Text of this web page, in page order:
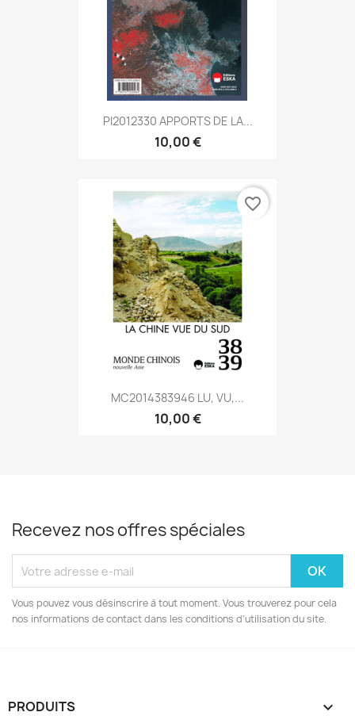
PI2012330 APPORTS DE LA...
10,00 €
MC2014383946 LU, VU,...
10,00 €
favorite_border
Recevez nos offres spéciales
Vous pouvez vous désinscrire à tout moment. Vous trouverez pour cela
nos informations de contact dans les conditions d'utilisation du site.
PRODUITS 